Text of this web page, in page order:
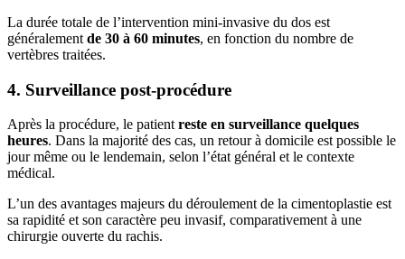
La durée totale de l’intervention mini-invasive du dos est
généralement de 30 à 60 minutes, en fonction du nombre de
vertèbres traitées.
4. Surveillance post-procédure
Après la procédure, le patient reste en surveillance quelques
heures. Dans la majorité des cas, un retour à domicile est possible le
jour même ou le lendemain, selon l’état général et le contexte
médical.
L’un des avantages majeurs du déroulement de la cimentoplastie est
sa rapidité et son caractère peu invasif, comparativement à une
chirurgie ouverte du rachis.